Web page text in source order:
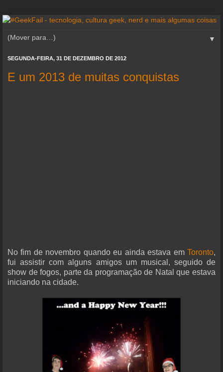
▼
SEGUNDA-FEIRA, 31 DE DEZEMBRO DE 2012
E um 2013 de muitas conquistas
No fim de novembro quando eu ainda estava em Toronto,
fui assistir com alguns amigos um musical, seguido de
show de fogos, parte da programação de Natal que estava
iniciando na cidade.